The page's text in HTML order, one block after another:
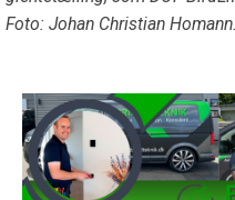
Foto: Johan Christian Homann.